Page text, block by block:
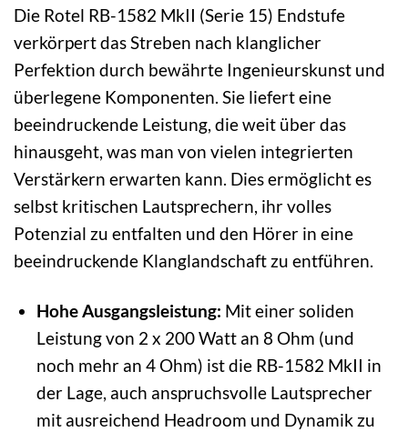
Die Rotel RB-1582 MkII (Serie 15) Endstufe
verkörpert das Streben nach klanglicher
Perfektion durch bewährte Ingenieurskunst und
überlegene Komponenten. Sie liefert eine
beeindruckende Leistung, die weit über das
hinausgeht, was man von vielen integrierten
Verstärkern erwarten kann. Dies ermöglicht es
selbst kritischen Lautsprechern, ihr volles
Potenzial zu entfalten und den Hörer in eine
beeindruckende Klanglandschaft zu entführen.
Hohe Ausgangsleistung: Mit einer soliden
Leistung von 2 x 200 Watt an 8 Ohm (und
noch mehr an 4 Ohm) ist die RB-1582 MkII in
der Lage, auch anspruchsvolle Lautsprecher
mit ausreichend Headroom und Dynamik zu